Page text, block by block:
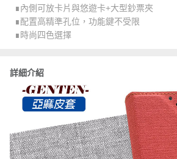
∎內側可放卡片與悠遊卡+大型鈔票夾
∎配置高精準孔位，功能鍵不受限
∎時尚四色選擇
詳細介紹